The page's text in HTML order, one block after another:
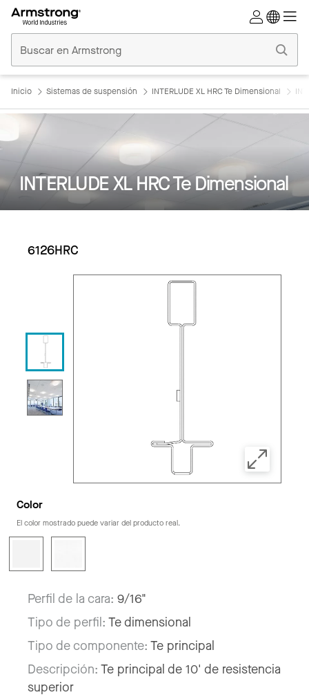
Comerciales
Inicio
Inicio Sistemas de suspensión INTERLUDE XL HRC Te Dimensional
INTERLUDE XL HRC Te Dimensional
6126HRC
Color
El color mostrado puede variar del producto real.
Perfil de la cara: 9/16"
Tipo de perfil: Te dimensional
Tipo de componente: Te principal
Descripción: Te principal de 10' de resistencia
superior